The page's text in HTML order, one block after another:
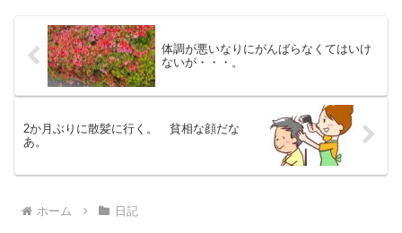
体調が悪いなりにがんばらなくてはいけ
ないが・・・。
2か月ぶりに散髪に行く。 貧相な顔だな
あ。
ホーム 日記